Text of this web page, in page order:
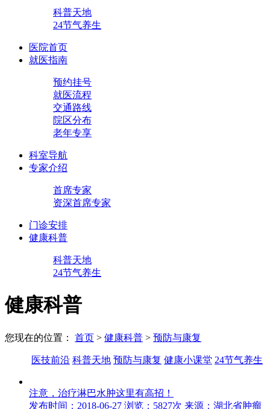
科普天地
24节气养生
医院首页
就医指南
预约挂号
就医流程
交通路线
院区分布
老年专享
科室导航
专家介绍
首席专家
资深首席专家
门诊安排
健康科普
科普天地
24节气养生
健康科普
您现在的位置： 首页 > 健康科普 > 预防与康复
医技前沿 科普天地 预防与康复 健康小课堂 24节气养生
注意，治疗淋巴水肿这里有高招！
发布时间：2018-06-27 浏览：5827次 来源：湖北省肿瘤